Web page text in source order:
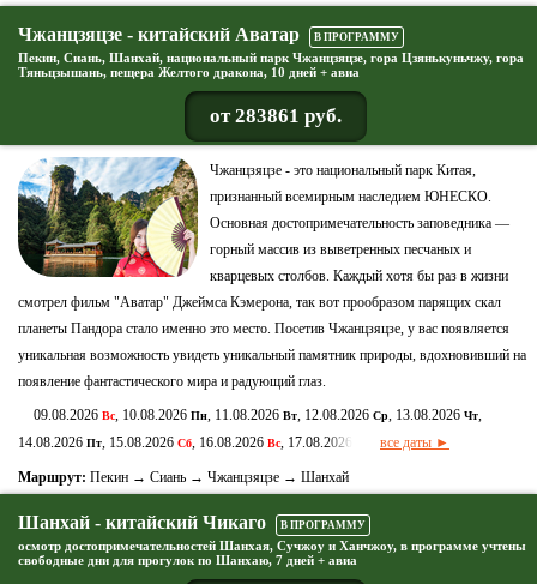
Чжанцзяцзе - китайский Аватар В ПРОГРАММУ
Пекин, Сиань, Шанхай, национальный парк Чжанцзяцзе, гора Цзянькуньчжу, гора
Тяньцзышань, пещера Желтого дракона, 10 дней + авиа
от 283861 руб.
Чжанцзяцзе - это национальный парк Китая,
признанный всемирным наследием ЮНЕСКО.
Основная достопримечательность заповедника —
горный массив из выветренных песчаных и
кварцевых столбов. Каждый хотя бы раз в жизни
смотрел фильм "Аватар" Джеймса Кэмерона, так вот прообразом парящих скал
планеты Пандора стало именно это место. Посетив Чжанцзяцзе, у вас появляется
уникальная возможность увидеть уникальный памятник природы, вдохновивший на
появление фантастического мира и радующий глаз.
09.08.2026 Вс, 10.08.2026 Пн, 11.08.2026 Вт, 12.08.2026 Ср, 13.08.2026 Чт,
14.08.2026 Пт, 15.08.2026 Сб, 16.08.2026 Вс, 17.08.2026 все даты ►
Маршрут: Пекин → Сиань → Чжанцзяцзе → Шанхай
Шанхай - китайский Чикаго В ПРОГРАММУ
осмотр достопримечательностей Шанхая, Сучжоу и Ханчжоу, в программе учтены
свободные дни для прогулок по Шанхаю, 7 дней + авиа